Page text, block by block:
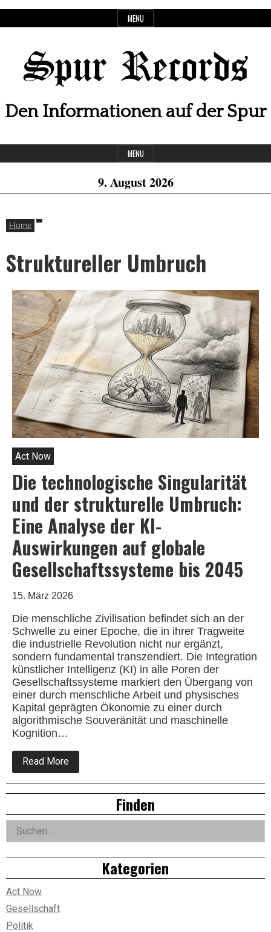
to
MENU
Spur Records
Den Informationen auf der Spur
Header
Widget
Area
MENU
9. August 2026
Home
Struktureller Umbruch
Act Now
Die technologische Singularität
und der strukturelle Umbruch:
Eine Analyse der KI-
Auswirkungen auf globale
Gesellschaftssysteme bis 2045
15. März 2026
Die menschliche Zivilisation befindet sich an der
Schwelle zu einer Epoche, die in ihrer Tragweite
die industrielle Revolution nicht nur ergänzt,
sondern fundamental transzendiert. Die Integration
künstlicher Intelligenz (KI) in alle Poren der
Gesellschaftssysteme markiert den Übergang von
einer durch menschliche Arbeit und physisches
Kapital geprägten Ökonomie zu einer durch
algorithmische Souveränität und maschinelle
Kognition…
Read More
Die
technologische
strukturelle
der
Auswirkungen
Right
Asides
Finden
Suchen
nach:
Kategorien
Act Now
Gesellschaft
Politik